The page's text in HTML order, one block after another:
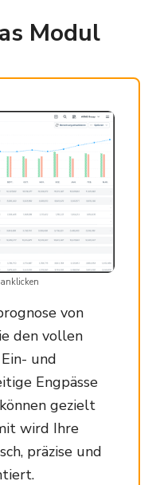
Modul
von
den vollen
und
Engpässe
gezielt
wird Ihre
präzise und